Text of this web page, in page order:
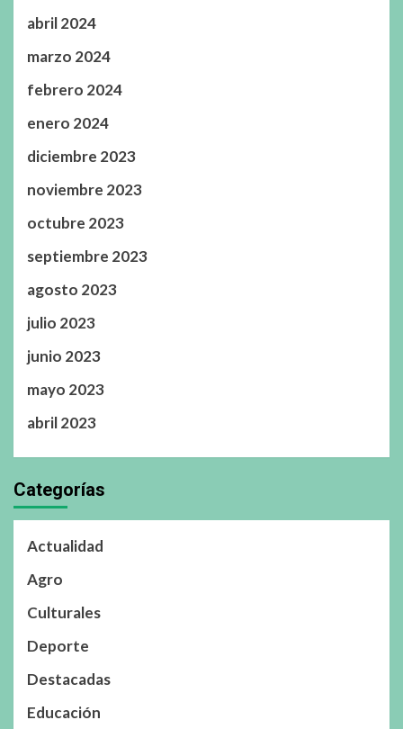
abril 2024
marzo 2024
febrero 2024
enero 2024
diciembre 2023
noviembre 2023
octubre 2023
septiembre 2023
agosto 2023
julio 2023
junio 2023
mayo 2023
abril 2023
Categorías
Actualidad
Agro
Culturales
Deporte
Destacadas
Educación